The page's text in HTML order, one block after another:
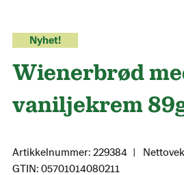
Nyhet!
Wienerbrød
vaniljekrem
Artikkelnummer: 229384
GTIN: 05701014080211